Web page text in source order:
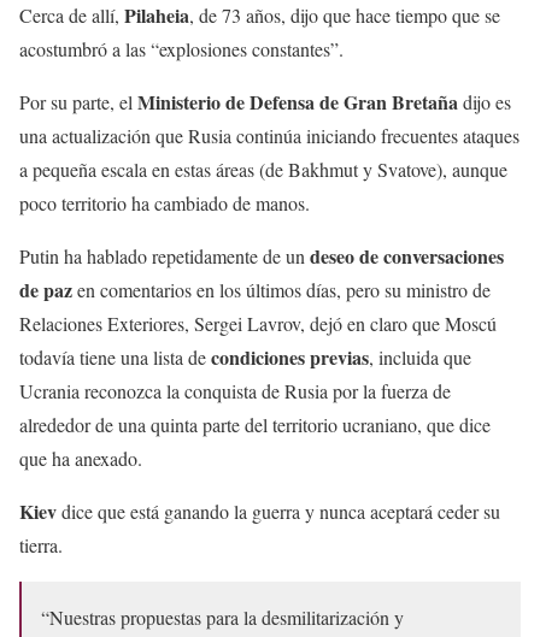
Cerca de allí, Pilaheia, de 73 años, dijo que hace tiempo que se
acostumbró a las “explosiones constantes”.
Por su parte, elMinisterio de Defensa de Gran Bretañadijo es
una actualización que Rusia continúa iniciando frecuentes ataques
a pequeña escala en estas áreas (de Bakhmut y Svatove), aunque
poco territorio ha cambiado de manos.
Putin ha hablado repetidamente de undeseo de conversaciones
de pazen comentarios en los últimos días, pero su ministro de
Relaciones Exteriores, Sergei Lavrov, dejó en claro que Moscú
todavía tiene una lista decondiciones previas, incluida que
Ucrania reconozca la conquista de Rusia por la fuerza de
alrededor de una quinta parte del territorio ucraniano, que dice
que ha anexado.
Kievdice que está ganando la guerra y nunca aceptará ceder su
tierra.
“Nuestras propuestas para la desmilitarización y